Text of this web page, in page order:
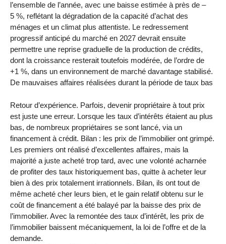
l’ensemble de l’année, avec une baisse estimée à près de –
5 %, reflétant la dégradation de la capacité d’achat des
ménages et un climat plus attentiste. Le redressement
progressif anticipé du marché en 2027 devrait ensuite
permettre une reprise graduelle de la production de crédits,
dont la croissance resterait toutefois modérée, de l’ordre de
+1 %, dans un environnement de marché davantage stabilisé.
De mauvaises affaires réalisées durant la période de taux bas
Retour d’expérience. Parfois, devenir propriétaire à tout prix
est juste une erreur. Lorsque les taux d’intérêts étaient au plus
bas, de nombreux propriétaires se sont lancé, via un
financement à crédit. Bilan : les prix de l’immobilier ont grimpé.
Les premiers ont réalisé d’excellentes affaires, mais la
majorité a juste acheté trop tard, avec une volonté acharnée
de profiter des taux historiquement bas, quitte à acheter leur
bien à des prix totalement irrationnels. Bilan, ils ont tout de
même acheté cher leurs bien, et le gain relatif obtenu sur le
coût de financement a été balayé par la baisse des prix de
l’immobilier. Avec la remontée des taux d’intérêt, les prix de
l’immobilier baissent mécaniquement, la loi de l’offre et de la
demande.